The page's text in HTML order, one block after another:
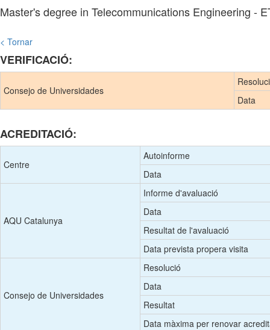
Master's degree in Telecommunications Engineering -
< Tornar
VERIFICACIÓ:
Consejo de Universidades
Data
ACREDITACIÓ:
Centre
Autoinforme
Data
AQU Catalunya
Informe d'avaluació
Data
Resultat de l'avaluació
Data prevista propera visita
Consejo de Universidades
Resolució
Data
Resultat
Data màxima per renovar